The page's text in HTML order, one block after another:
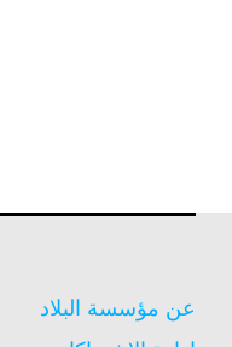
عن مؤسسة البلاد